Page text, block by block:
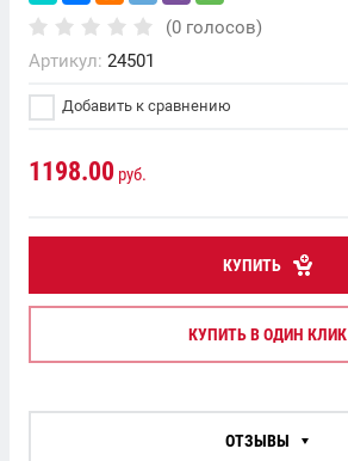
(0 голосов)
Артикул: 24501
Добавить к сравнению
1198.00 руб.
КУПИТЬ
КУПИТЬ В ОДИН КЛИК
ОТЗЫВЫ